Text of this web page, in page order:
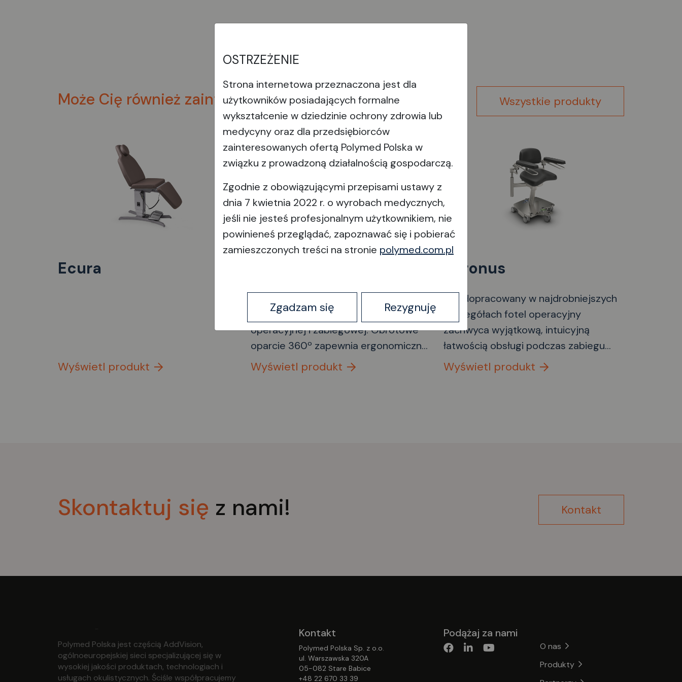
Może Cię również zainteresować Wszystkie produkty
Ecura
Wyświetl produkt
jest idealnym dodatkiem do każdej sali
operacyjnej i zabiegowej. Obrotowe
oparcie 360º zapewnia ergonomiczne
wsparcie dla szerokiego zakresu
pozycji siedzących i umożliwia szybką i
Wyświetl produkt
Thronus
Ten dopracowany w najdrobniejszych
szczegółach fotel operacyjny
zachwyca wyjątkową, intuicyjną
łatwością obsługi podczas zabiegu
chirurgicznego w połączeniu z
wyjątkowym, ergonomicznie
umożliwia hamowanie poprzez
Wyświetl produkt
Skontaktuj się z nami! Kontakt
Polymed Polska jest częścią AddVision,
ogólnoeuropejskiej sieci specjalizującej się w
wysokiej jakości produktach, technologiach i
usługach okulistycznych. Ściśle współpracujemy
Kontakt
Polymed Polska Sp. z o.o.
ul. Warszawska 320A
05-082 Stare Babice
+48 22 670 33 39
Podążaj za nami
O nas
Produkty
OSTRZEŻENIE
Strona internetowa przeznaczona jest dla
użytkowników posiadających formalne
wykształcenie w dziedzinie ochrony zdrowia lub
medycyny oraz dla przedsiębiorców
zainteresowanych ofertą Polymed Polska w
związku z prowadzoną działalnością gospodarczą.
Zgodnie z obowiązującymi przepisami ustawy z
dnia 7 kwietnia 2022 r. o wyrobach medycznych,
jeśli nie jesteś profesjonalnym użytkownikiem, nie
powinieneś przeglądać, zapoznawać się i pobierać
zamieszczonych treści na stronie polymed.com.pl
Zgadzam się Rezygnuję